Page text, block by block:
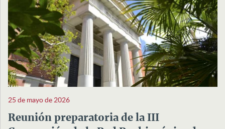
25 de mayo de 2026
Reunión preparatoria de la III